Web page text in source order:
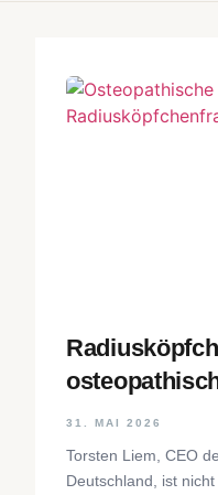
Schritt für
31. MAI 2026
Torsten Liem, CEO
Deutschland, ist